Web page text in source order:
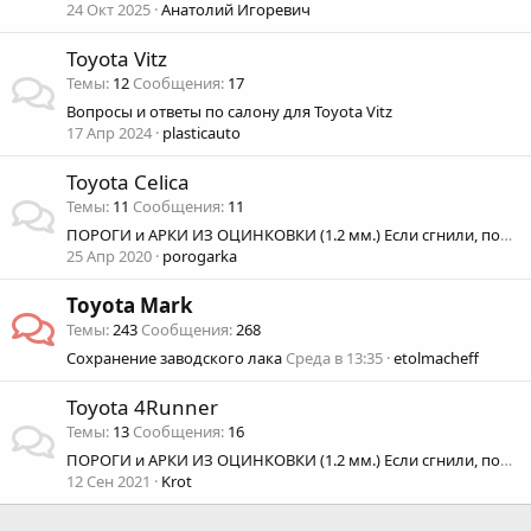
24 Окт 2025 Анатолий Игоревич
Toyota Vitz
Темы 12 Сообщения 17
Вопросы и ответы по салону для Toyota Vitz
17 Апр 2024 plasticauto
Toyota Celica
Темы 11 Сообщения 11
ПОРОГИ и АРКИ ИЗ ОЦИНКОВКИ (1.2 мм.) Если сгнили, пороги или арки, то Вам к нам!
25 Апр 2020 porogarka
Toyota Mark
Темы 243 Сообщения 268
Сохранение заводского лака Среда в 13:35 etolmacheff
Toyota 4Runner
Темы 13 Сообщения 16
ПОРОГИ и АРКИ ИЗ ОЦИНКОВКИ (1.2 мм.) Если сгнили, пороги или арки, то Вам к нам!
12 Сен 2021
Krot